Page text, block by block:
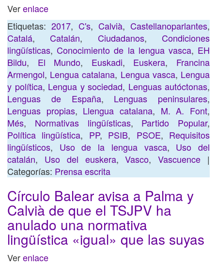
Verenlace
Etiquetas: 2017, C's, Calvià, Castellanoparlantes,
Catalá,Catalán, Ciudadanos,Condiciones
lingüísticas,Conocimiento de la lengua vasca, EH
Bildu, El Mundo, Euskadi, Euskera, Francina
Armengol, Lengua catalana, Lengua vasca, Lengua
y política, Lengua y sociedad, Lenguas autóctonas,
Lenguas de España, Lenguas peninsulares,
Lenguas propias, Llengua catalana, M. A. Font,
Més, Normativas lingüísticas, Partido Popular,
Política lingüística, PP, PSIB, PSOE, Requisitos
lingüísticos, Uso de la lengua vasca, Uso del
catalán, Uso del euskera,Vasco,Vascuence |
Categorías: Prensa escrita
Círculo Balear avisa a Palma y
Calvià de que el TSJPV ha
anulado una normativa
lingüística «igual» que las suyas
Verenlace